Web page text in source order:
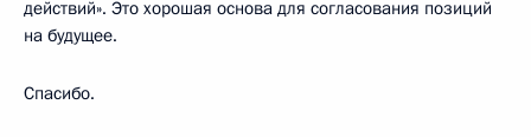
действий». Это хорошая основа для согласования позиций
на будущее.
Спасибо.